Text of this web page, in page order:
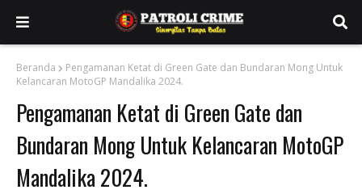
Beranda
Pengamanan Ketat di Green Gate dan Bundaran Mong Untuk
Kelancaran MotoGP Mandalika 2024.
Pengamanan Ketat di Green Gate dan
Bundaran Mong Untuk Kelancaran MotoGP
Mandalika 2024.